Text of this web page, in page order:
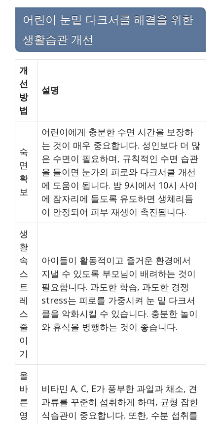
어린이 눈밑 다크서클 해결을 위한
생활습관 개선
개
선
방
법
설명
숙
면
확
보
어린이에게 충분한 수면 시간을 보장하
는 것이 매우 중요합니다. 성인보다 더 많
은 수면이 필요하며, 규칙적인 수면 습관
을 들이면 눈가의 피로와 다크서클 개선
에 도움이 됩니다. 밤 9시에서 10시 사이
에 잠자리에 들도록 유도하면 생체리듬
이 안정되어 피부 재생이 촉진됩니다.
생
활
속
스
트
레
스
줄
이
기
아이들이 활동적이고 즐거운 환경에서
지낼 수 있도록 부모님이 배려하는 것이
필요합니다. 과도한 학습, 과도한 경쟁
stress는 피로를 가중시켜 눈 밑 다크서
클을 악화시킬 수 있습니다. 충분한 놀이
와 휴식을 병행하는 것이 좋습니다.
올
바
른
영
비타민 A, C, E가 풍부한 과일과 채소, 견
과류를 꾸준히 섭취하게 하며, 균형 잡힌
식습관이 중요합니다. 또한, 수분 섭취를